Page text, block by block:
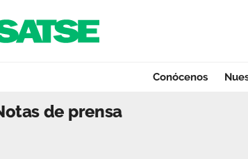
Conócenos
reclama al
de prensa